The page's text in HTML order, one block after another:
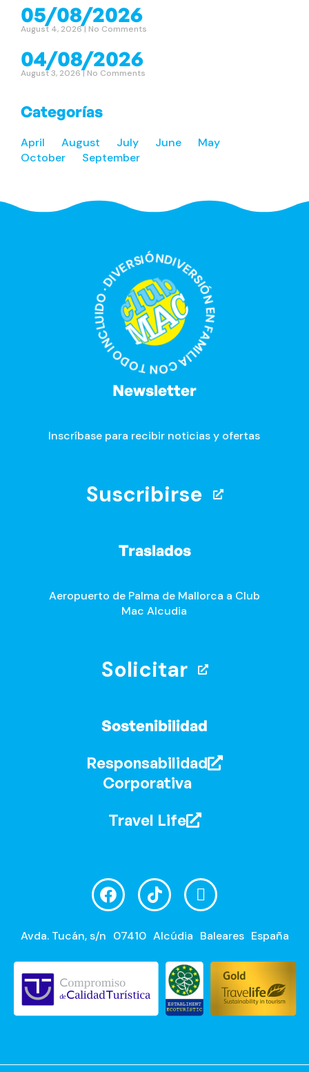
05/08/2026
August 4, 2026 No Comments
04/08/2026
August 3, 2026No Comments
Categorías
April August July June
May
October
September
DIVERSIÓN EN FAMILIA CON TODO INCLUIDO · DIVERSIÓN EN FAMILIA CON TODO INCLUIDO ·
Newsletter
Inscríbase para recibir noticias y ofertas
Suscribirse
Traslados
Aeropuerto de Palma de Mallorca a Club
Mac Alcudia
Solicitar
Sostenibilidad
Responsabilidad
Corporativa
Travel Life
Avda. Tucán, s/n 07410 Alcúdia Baleares España